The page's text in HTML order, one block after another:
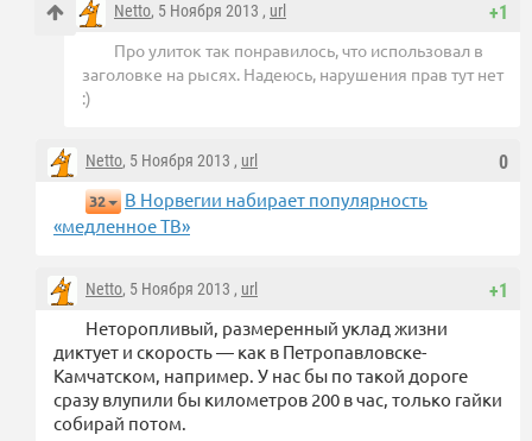
+1
Netto, 5 Ноября 2013 , url
Про улиток так понравилось, что использовал в
заголовке на рысях. Надеюсь, нарушения прав тут нет
:)
0
Netto, 5 Ноября 2013 , url
32
В Норвегии набирает популярность
«медленное ТВ»
+1
Netto, 5 Ноября 2013 , url
Неторопливый, размеренный уклад жизни
диктует и скорость — как в Петропавловске-
Камчатском, например. У нас бы по такой дороге
сразу влупили бы километров 200 в час, только гайки
собирай потом.